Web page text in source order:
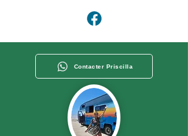
Contacter Priscilla